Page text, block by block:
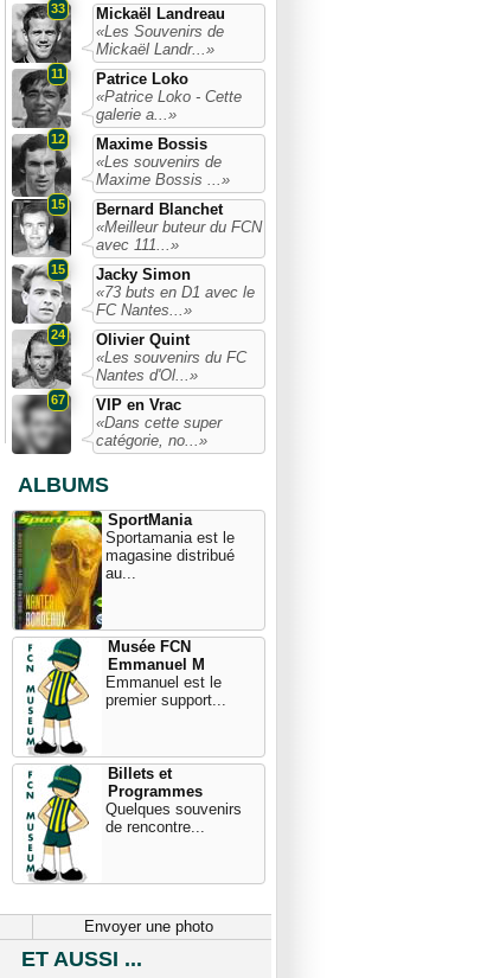
33
Mickaël Landreau
«Les Souvenirs de
Mickaël Landr...»
11
Patrice Loko
«Patrice Loko - Cette
galerie a...»
12
Maxime Bossis
«Les souvenirs de
Maxime Bossis ...»
15
Bernard Blanchet
«Meilleur buteur du FCN
avec 111...»
15
Jacky Simon
«73 buts en D1 avec le
FC Nantes...»
24
Olivier Quint
«Les souvenirs du FC
Nantes d'Ol...»
67
VIP en Vrac
«Dans cette super
catégorie, no...»
ALBUMS
SportMania
Sportamania est le
magasine distribué
au...
Musée FCN
Emmanuel M
Emmanuel est le
premier support...
Billets et
Programmes
Quelques souvenirs
de rencontre...
Envoyer une photo
ET AUSSI ...